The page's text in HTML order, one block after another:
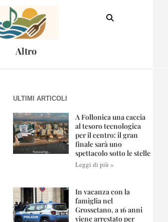
Altro
ULTIMI ARTICOLI
A Follonica una caccia
al tesoro tecnologica
per il centro: il gran
finale sarà uno
spettacolo sotto le stelle
Leggi di più »
In vacanza con la
famiglia nel
Grossetano, a 16 anni
viene arrestato per